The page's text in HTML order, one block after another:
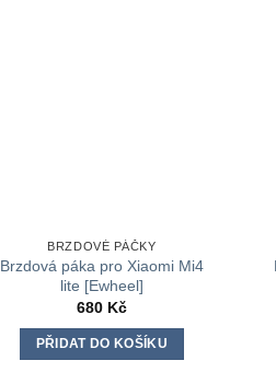
BRZDOVÉ PÁČKY
Brzdová páka pro Xiaomi Mi4
lite [Ewheel]
680 Kč
PŘIDAT DO KOŠÍKU